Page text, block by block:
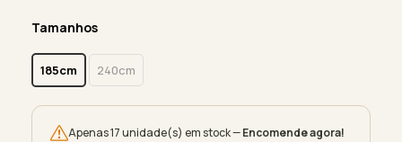
Tamanhos
185cm 240cm
Apenas 17 unidade(s) em stock —Encomende agora!